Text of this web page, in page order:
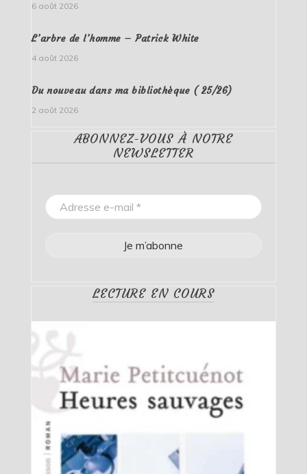
6 août 2026
L’arbre de l’homme – Patrick White
4 août 2026
Du nouveau dans ma bibliothèque ( 25/26)
2 août 2026
ABONNEZ-VOUS À NOTRE
NEWSLETTER
LECTURE EN COURS